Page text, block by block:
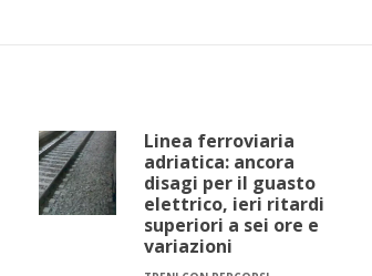
Linea ferroviaria
adriatica: ancora
disagi per il guasto
elettrico, ieri ritardi
superiori a sei ore e
variazioni